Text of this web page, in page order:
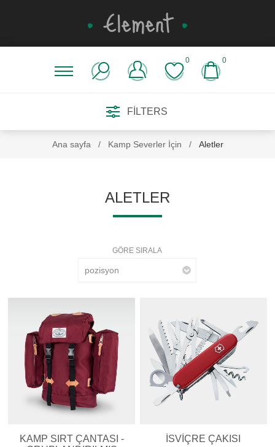
0 0
FILTERS
Ana sayfa / Kamp Severler İçin / Aletler
ALETLER
GÖRE SIRALA
KAMP SIRT ÇANTASI -
İSVIÇRE ÇAKISI